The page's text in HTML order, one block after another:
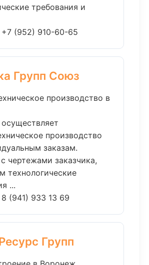
требования и
+7 (952) 910-60-65
Групп Союз
производство в
производство
заказам.
чертежами заказчика,
технологические
...
8 (941) 933 13 69
Групп